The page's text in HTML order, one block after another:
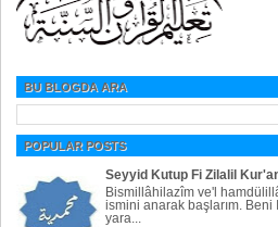
BU BLOGDA ARA
POPULAR POSTS
Seyyid Kutup Fi Zilalil
Bismillâhilazîm ve'l
ismini anarak başlarım.
yara...